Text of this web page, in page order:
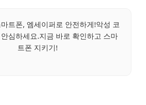
트폰, 엠세이퍼로 안전하게!악성 코
심하세요.지금 바로 확인하고 스마
트폰 지키기!